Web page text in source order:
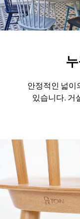
안정적인 넓이
있습니다. 거